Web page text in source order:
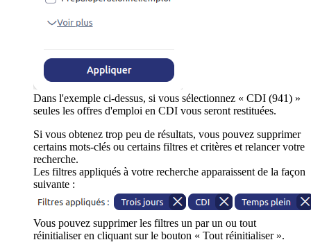
Dans l'exemple ci-dessus, si vous sélectionnez « CDI (941) »
seules les offres d'emploi en CDI vous seront restituées.
Si vous obtenez trop peu de résultats, vous pouvez supprimer
certains mots-clés ou certains filtres et critères et relancer votre
recherche.
Les filtres appliqués à votre recherche apparaissent de la façon
suivante :
Vous pouvez supprimer les filtres un par un ou tout
réinitialiser en cliquant sur le bouton « Tout réinitialiser ».